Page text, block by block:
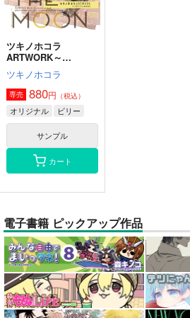
ツキノホコラ
ARTWORK～
2023Summer
ツキノホコラ
専売 880円 （税込）
オリジナル ビリー
サンプル
カート
電子書籍 ピックアップ作品